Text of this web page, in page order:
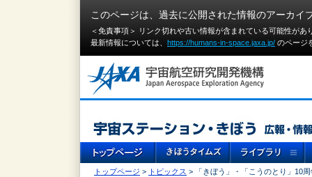
このページは、過去に公開された情報のアーカイ
＜免責事項＞ リンク切れや古い情報が含まれている可能性が
最新情報については、 https://humans-in-space.jaxa.jp/ のページ
トップページ > トピックス > 「きぼう」・「こうのとり」10